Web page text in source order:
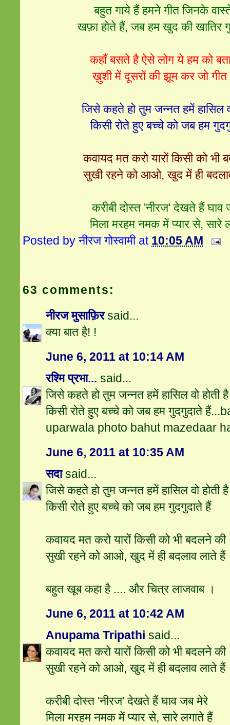
बहुत गाये हैं हमने गीत जिनके
खफ़ा होते हैं, जब हम खुद की खातिर
कहाँ बसते है ऐसे लोग ये हम को
ख़ुशी में दूसरों की झूम कर जो गीत
जिसे कहते हो तुम जन्नत हमें हासिल
किसी रोते हुए बच्चे को जब हम
कवायद मत करो यारों किसी को भी
सुखी रहने को आओ, खुद में ही
करीबी दोस्त 'नीरज' देखते हैं घाव
मिला मरहम नमक में प्यार से, सारे
Posted byनीरज गोस्वामी at 10:05 AM
63 comments:
नीरज मुसाफ़िरsaid...
क्या बात है! !
June 6, 2011 at 10:14 AM
रश्मि प्रभा... said...
जिसे कहते हो तुम जन्नत हमें हासिल वो होती है
किसी रोते हुए बच्चे को जब हम गुदगुदाते
uparwala photo bahut mazedaar
June 6, 2011 at 10:35 AM
सदाsaid...
जिसे कहते हो तुम जन्नत हमें हासिल वो होती है
किसी रोते हुए बच्चे को जब हम गुदगुदाते हैं
कवायद मत करो यारों किसी को भी बदलने की
सुखी रहने को आओ, खुद में ही बदलाव लाते हैं
बहुत खूब कहा है .... और चित्र लाजवाब ।
June 6, 2011 at 10:42 AM
Anupama Tripathi said...
कवायद मत करो यारों किसी को भी बदलने की
सुखी रहने को आओ, खुद में ही बदलाव लाते हैं
करीबी दोस्त 'नीरज' देखते हैं घाव जब मेरे
मिला मरहम नमक में प्यार से, सारे लगाते हैं